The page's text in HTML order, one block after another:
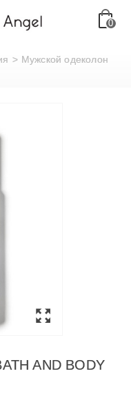
0
> Мужской одеколон
AND BODY